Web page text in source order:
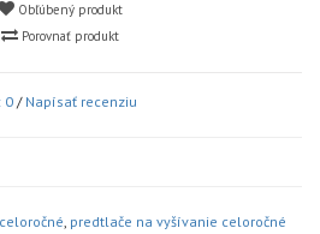
Obľúbený produkt
Porovnať produkt
0/ Napísať recenziu
celoročné, predtlače na vyšívanie celoročné